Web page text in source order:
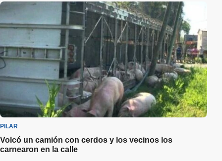
PILAR
Volcó un camión con cerdos y los vecinos los
carnearon en la calle